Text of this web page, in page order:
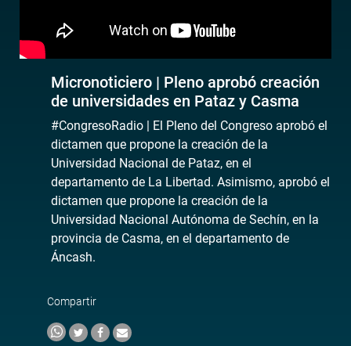
Micronoticiero | Pleno aprobó creación
de universidades en Pataz y Casma
#CongresoRadio | El Pleno del Congreso aprobó el
dictamen que propone la creación de la
Universidad Nacional de Pataz, en el
departamento de La Libertad. Asimismo, aprobó el
dictamen que propone la creación de la
Universidad Nacional Autónoma de Sechín, en la
provincia de Casma, en el departamento de
Áncash.
Compartir